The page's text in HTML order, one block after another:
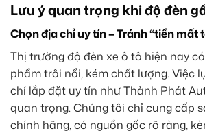
Lưu ý quan trọng khi độ đèn
Chọn địa chỉ uy tín – Tránh “tiền mất
Thị trường độ đèn xe ô tô hiện nay
phẩm trôi nổi, kém chất lượng. Việc
chỉ lắp đặt uy tín như Thành Phát
quan trọng. Chúng tôi chỉ cung cấp
chính hãng, có nguồn gốc rõ ràng,